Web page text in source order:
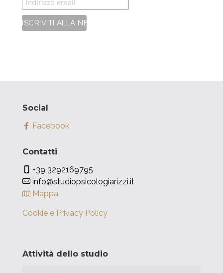
Social
Facebook
Contatti
+39 3292169795
info@studiopsicologiarizzi.it
Mappa
Cookie e Privacy Policy
Attività dello studio